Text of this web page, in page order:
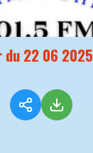
du 22 06 2025